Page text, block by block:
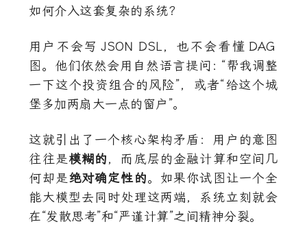
如何介入这套复杂的系统？
用户不会写 JSON DSL，也不会看懂 DAG
图。他们依然会用自然语言提问 ：“帮我调整
一下这个投资组合的风险”，或者“给这个城
堡多加两扇大一点的窗户”。
这就引出了一个核心架构矛盾：用户的意图
往往是模糊的，而底层的金融计算和空间几
何却是绝对确定性的。如果你试图让一个全
能大模型去同时处理这两端，系统立刻就会
在“发散思考”和“严谨计算”之间精神分裂。